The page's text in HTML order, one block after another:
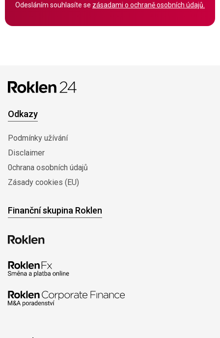
Odesláním souhlasíte se zásadami o ochraně osobních údajů.
Odkazy
Podmínky užívání
Disclaimer
0chrana osobních údajů
Zásady cookies (EU)
Finanční skupina Roklen